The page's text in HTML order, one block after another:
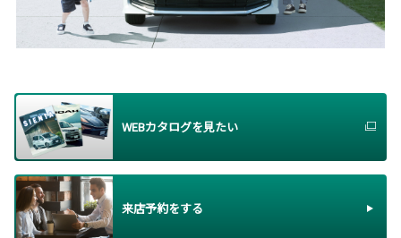
WEBカタログを見たい
来店予約をする